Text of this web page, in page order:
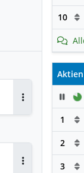
Antworten
10
Aktien
1
2
3